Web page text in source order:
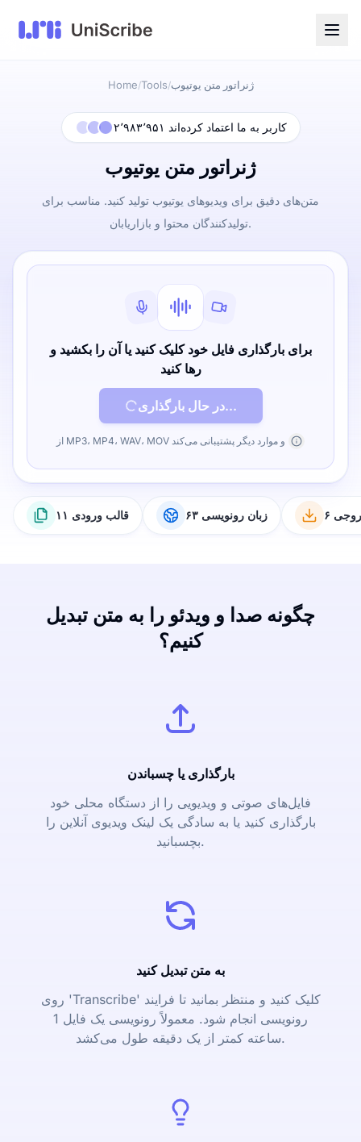
Home/Tools/ژنراتور متن یوتیوب
۲٬۹۸۳٬۹۵۱ کاربر به ما اعتماد کرده‌اند
ژنراتور متن یوتیوب
متن‌های دقیق برای ویدیوهای یوتیوب تولید کنید. مناسب برای
تولیدکنندگان محتوا و بازاریابان.
برای بارگذاری فایل خود کلیک کنید یا آن را بکشید و
رها کنید
در حال بارگذاری...
از MP3، MP4، WAV، MOV و موارد دیگر پشتیبانی می‌کند
۱۱ قالب ورودی ۶۳ زبان رونویسی
چگونه صدا و ویدئو را به متن تبدیل
کنیم؟
بارگذاری یا چسباندن
فایل‌های صوتی و ویدیویی را از دستگاه محلی خود
بارگذاری کنید یا به سادگی یک لینک ویدیوی آنلاین را
بچسبانید.
به متن تبدیل کنید
روی 'Transcribe' کلیک کنید و منتظر بمانید تا فرایند
رونویسی انجام شود. معمولاً رونویسی یک فایل 1
ساعته کمتر از یک دقیقه طول می‌کشد.